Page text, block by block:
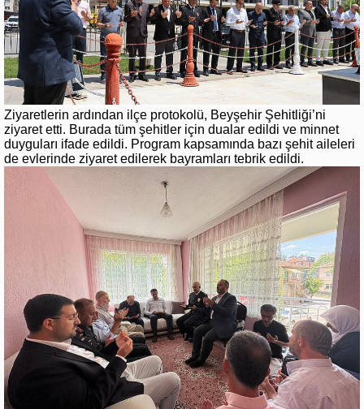
Ziyaretlerin ardından ilçe protokolü, Beyşehir Şehitliği’ni
ziyaret etti. Burada tüm şehitler için dualar edildi ve minnet
duyguları ifade edildi. Program kapsamında bazı şehit aileleri
de evlerinde ziyaret edilerek bayramları tebrik edildi.